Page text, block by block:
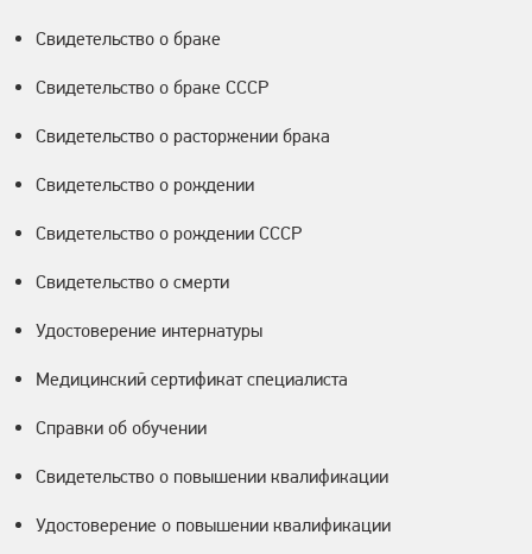
Свидетельство о браке
Свидетельство о браке СССР
Свидетельство о расторжении брака
Свидетельство о рождении
Свидетельство о рождении СССР
Свидетельство о смерти
Удостоверение интернатуры
Медицинский сертификат специалиста
Справки об обучении
Свидетельство о повышении квалификации
Удостоверение о повышении квалификации